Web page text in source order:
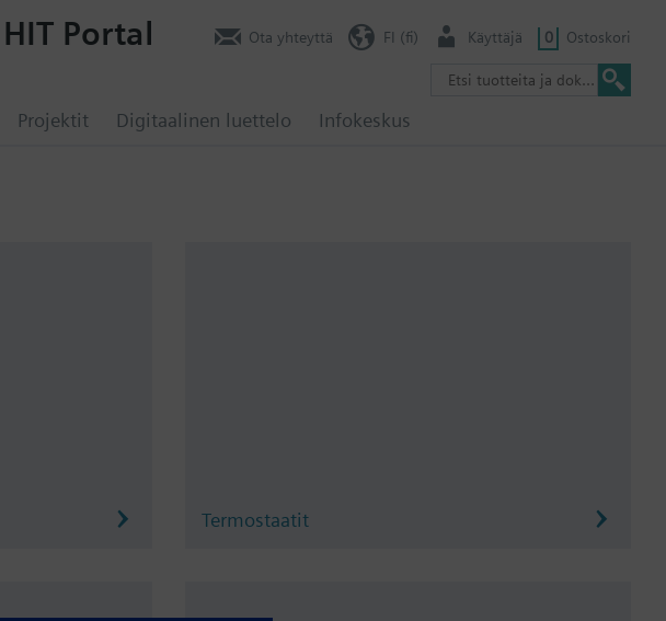
Projektit Digitaalinen luettelo Infokeskus
HIT Portal Ota yhteyttä FI (fi) Käyttäjä 0 Ostoskori
Termostaatit